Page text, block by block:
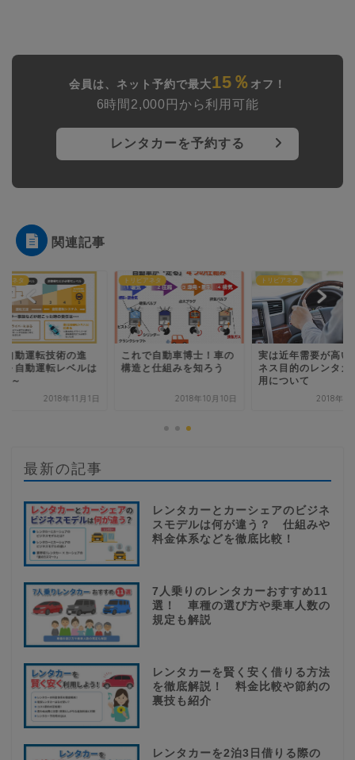
会員は、ネット予約で最大15％ オフ！
6時間2,000円から利用可能
レンタカーを予約する
関連記事
アネタ
自動運転技術の進
自動運転レベルは
～
2018年11月1日
トリビアネタ
これで自動車博士！車の
構造と仕組みを知ろう
2018年10月10日
トリビアネタ
実は近年需要が高い
ネス目的のレンタカ
用について
2018年8
最新の記事
レンタカーとカーシェアのビジネ
スモデルは何が違う？ 仕組みや
料金体系などを徹底比較！
7人乗りのレンタカーおすすめ11
選！ 車種の選び方や乗車人数の
規定も解説
レンタカーを賢く安く借りる方法
を徹底解説！ 料金比較や節約の
裏技も紹介
レンタカーを2泊3日借りる際の